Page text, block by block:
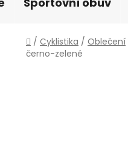
Domů
/ Cyklistika / Oblečení
černo-zelené